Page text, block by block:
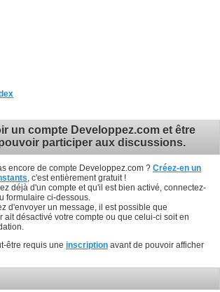
un compte Developpez.com et être
participer aux discussions.
encore de compte Developpez.com ? Créez-en un
, c'est entièrement gratuit !
déjà d'un compte et qu'il est bien activé, connectez-
formulaire ci-dessous.
d'envoyer un message, il est possible que
ait désactivé votre compte ou que celui-ci soit en
être requis une inscription avant de pouvoir afficher